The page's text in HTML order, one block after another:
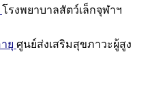
โรงพยาบาลสัตว์เล็กจุฬาฯ
ยุ ศูนย์ส่งเสริมสุขภาวะผู้สูง